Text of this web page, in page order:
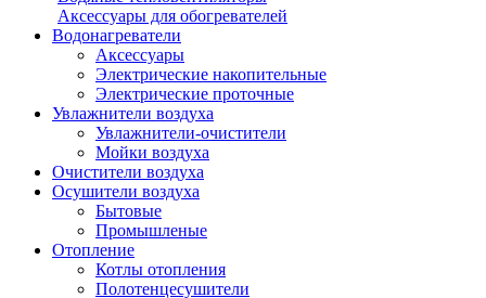
Аксессуары для обогревателей
Водонагреватели
Аксессуары
Электрические накопительные
Электрические проточные
Увлажнители воздуха
Увлажнители-очистители
Мойки воздуха
Очистители воздуха
Осушители воздуха
Бытовые
Промышленые
Отопление
Котлы отопления
Полотенцесушители